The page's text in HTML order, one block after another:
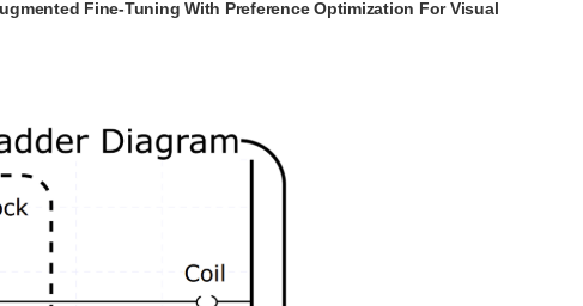
Fine-Tuning With Preference Optimization For Visual